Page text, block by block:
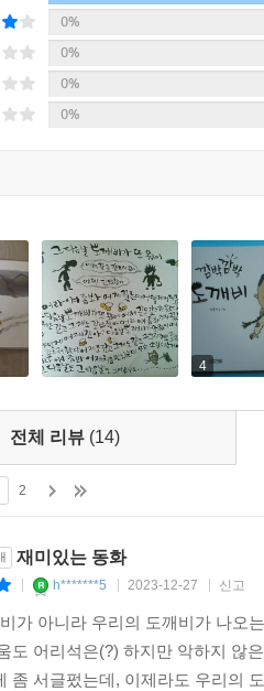
0%
0%
0%
0%
4
전체 리뷰 (14)
2
재미있는 동화
h*******5 2023-12-27 신고
가 아니라 우리의 도깨비가 나오
도 어리석은(?) 하지만 악하지 않
좀 서글펐는데, 이제라도 우리의